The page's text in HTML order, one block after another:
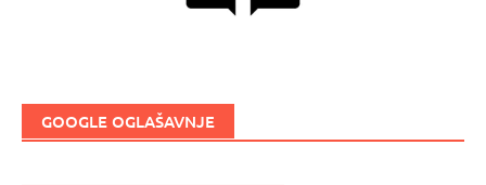
GOOGLE OGLAŠAVNJE